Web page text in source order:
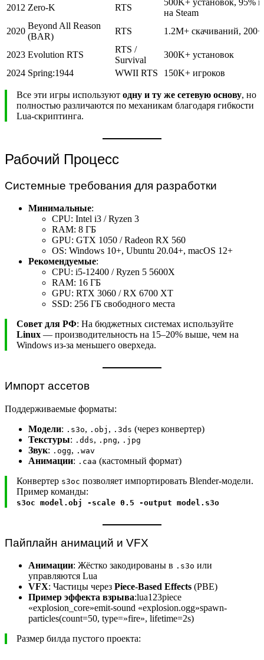
2012 Zero-K RTS
500K+ установок, 95%
на Steam
2020
Beyond All Reason
(BAR)
RTS 1.2M+ скачиваний,
2023 Evolution RTS
RTS /
Survival
300K+ установок
2024 Spring:1944 WWII RTS 150K+ игроков
Все эти игры используют одну и ту же сетевую основу, но
полностью различаются по механикам благодаря гибкости
Lua-скриптинга.
Рабочий Процесс
Системные требования для разработки
Минимальные:
CPU: Intel i3 / Ryzen 3
RAM: 8 ГБ
GPU: GTX 1050 / Radeon RX 560
OS: Windows 10+, Ubuntu 20.04+, macOS 12+
Рекомендуемые:
CPU: i5-12400 / Ryzen 5 5600X
RAM: 16 ГБ
GPU: RTX 3060 / RX 6700 XT
SSD: 256 ГБ свободного места
Совет для РФ: На бюджетных системах используйте
Linux — производительность на 15–20% выше, чем на
Windows из-за меньшего оверхеда.
Импорт ассетов
Поддерживаемые форматы:
Модели: .s3o, .obj , .3ds (через конвертер)
Текстуры: .dds, .png, .jpg
Звук: .ogg, .wav
Анимации: .caa (кастомный формат)
Конвертер s3oc позволяет импортировать Blender-модели.
Пример команды:
s3oc model.obj -scale 0.5 -output model.s3o
Пайплайн анимаций и VFX
Анимации: Жёстко закодированы в .s3o или
управляются Lua
VFX: Частицы через Piece-Based Effects (PBE)
Пример эффекта взрыва:lua123piece
«explosion_core»emit-sound «explosion.ogg»spawn-
particles(count=50, type=»fire», lifetime=2s)
Размер билда пустого проекта: